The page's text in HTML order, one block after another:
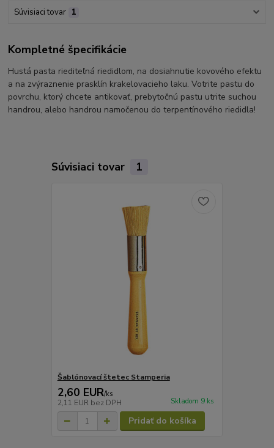
Súvisiaci tovar 1
Kompletné špecifikácie
Hustá pasta riediteľná riedidlom, na dosiahnutie kovového efektu
a na zvýraznenie prasklín krakelovacieho laku. Votrite pastu do
povrchu, ktorý chcete antikovať, prebytočnú pastu utrite suchou
handrou, alebo handrou namočenou do terpentínového riedidla!
Súvisiaci tovar 1
Šablónovací štetec Stamperia
2,60 EUR/ks
2,11 EUR bez DPH Skladom 9 ks
Pridať do košíka